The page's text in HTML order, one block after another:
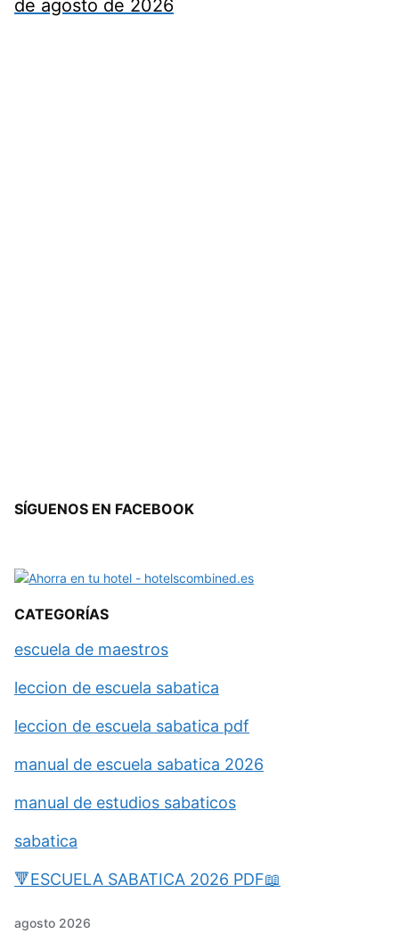
de agosto de 2026
SÍGUENOS EN FACEBOOK
CATEGORÍAS
escuela de maestros
leccion de escuela sabatica
leccion de escuela sabatica pdf
manual de escuela sabatica 2026
manual de estudios sabaticos
sabatica
🔻ESCUELA SABATICA 2026 PDF📖
agosto 2026